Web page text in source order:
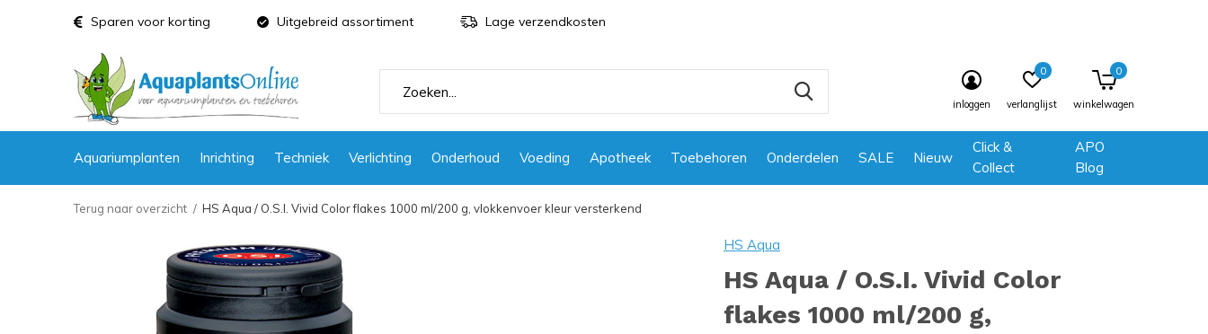
Aquariumplanten Inrichting Techniek Verlichting Onderhoud Voeding Apotheek Toebehoren Onderdelen SALE Nieuw
Click &
Collect
APO
Blog
inloggen verlanglijst
0
winkelwagen
0
Sparen voor korting Uitgebreid assortiment Lage verzendkosten
Terug naar overzicht HS Aqua / O.S.I. Vivid Color flakes 1000 ml/200 g, vlokkenvoer kleur versterkend
HS Aqua
HS Aqua / O.S.I. Vivid Color
flakes 1000 ml/200 g,